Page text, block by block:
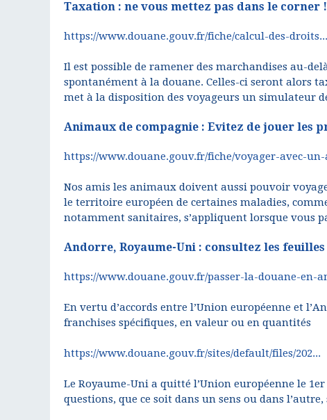
Taxation : ne vous mettez pas dans le corner !
https://www.douane.gouv.fr/fiche/calcul-des-droits...
Il est possible de ramener des marchandises au-
spontanément à la douane. Celles-ci seront alors
met à la disposition des voyageurs un simulateur
Animaux de compagnie : Evitez de jouer les
https://www.douane.gouv.fr/fiche/voyager-avec-un-
Nos amis les animaux doivent aussi pouvoir
le territoire européen de certaines maladies,
notamment sanitaires, s’appliquent lorsque vous
Andorre, Royaume-Uni : consultez les
https://www.douane.gouv.fr/passer-la-douane-en-
En vertu d’accords entre l’Union européenne et
franchises spécifiques, en valeur ou en quantités
https://www.douane.gouv.fr/sites/default/files/202...
Le Royaume-Uni a quitté l’Union européenne le
questions, que ce soit dans un sens ou dans